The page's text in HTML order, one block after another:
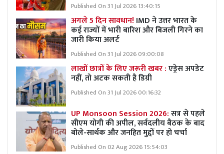
Published On 31 Jul 2026 13:40:15
अगले 5 दिन सावधान! IMD ने उत्तर भारत के
कई राज्यों में भारी बारिश और बिजली गिरने का
जारी किया अलर्ट
Published On 31 Jul 2026 09:00:08
लाखों छात्रों के लिए जरूरी खबर :एड्रेस अपडेट
नहीं, तो अटक सकती है डिग्री
Published On 31 Jul 2026 00:16:32
UP Monsoon Session 2026:सत्र से पहले
सीएम योगी की अपील, सर्वदलीय बैठक के बाद
बोले-सार्थक और जनहित मुद्दों पर हो चर्चा
Published On 02 Aug 2026 15:54:03